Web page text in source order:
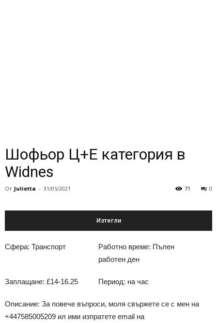
Шофьор Ц+Е категория в
Widnes
От Julietta - 31/05/2021 0
71
Изтегли
Сфера: Транспорт
Работно време: Пълен
работен ден
Заплащане: £14-16.25 Период: на час
Описание: За повече въпроси, моля свържете се с мен на
+447585005209 ил ими изпратете email на